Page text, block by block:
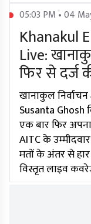
05:03 PM • 04
Khanakul
Live:
फिर से दर्ज
खानाकुल
Susanta Ghosh
एक बार फिर
AITC के
मतों के अंतर से हार
विस्तृत लाइव